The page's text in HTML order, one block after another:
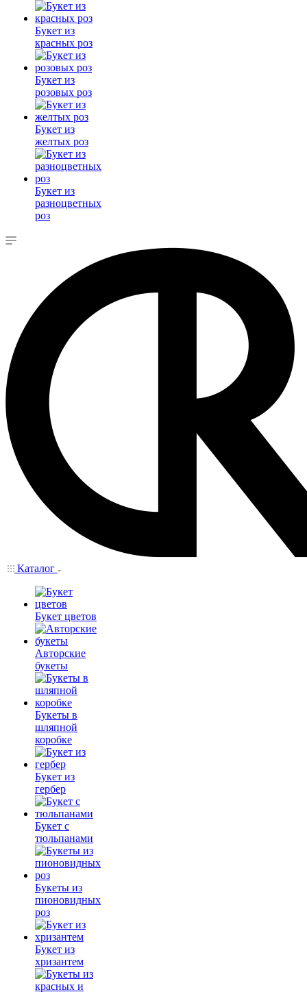
Букет из
красных роз
Букет из
розовых роз
Букет из
желтых роз
Букет из
разноцветных
роз
Каталог
Букет цветов
Авторские
букеты
Букеты в
шляпной
коробке
Букет из
гербер
Букет с
тюльпанами
Букеты из
пионовидных
роз
Букет из
хризантем